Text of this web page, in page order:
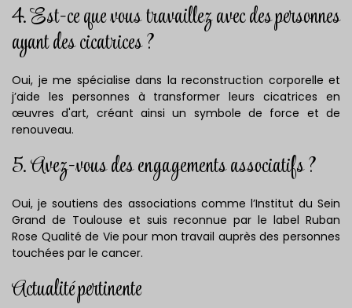
4. Est-ce que vous travaillez avec des personnes
ayant des cicatrices ?
Oui, je me spécialise dans la reconstruction corporelle et
j’aide les personnes à transformer leurs cicatrices en
œuvres d'art, créant ainsi un symbole de force et de
renouveau.
5. Avez-vous des engagements associatifs ?
Oui, je soutiens des associations comme l’Institut du Sein
Grand de Toulouse et suis reconnue par le label Ruban
Rose Qualité de Vie pour mon travail auprès des personnes
touchées par le cancer.
Actualité pertinente